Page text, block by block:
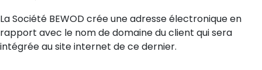
La Société BEWOD crée une adresse électronique en
rapport avec le nom de domaine du client qui sera
intégrée au site internet de ce dernier.